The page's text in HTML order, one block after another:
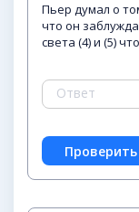
Пьер думал о
что он
света (4) и (5)